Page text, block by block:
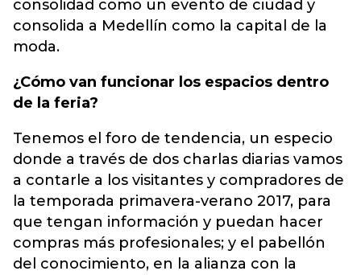
consolidad como un evento de ciudad y
consolida a Medellín como la capital de la
moda.
¿Cómo van funcionar los espacios dentro
de la feria?
Tenemos el foro de tendencia, un especio
donde a través de dos charlas diarias vamos
a contarle a los visitantes y compradores de
la temporada primavera-verano 2017, para
que tengan información y puedan hacer
compras más profesionales; y el pabellón
del conocimiento, en la alianza con la